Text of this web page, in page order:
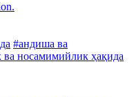
#андиша ва
носамимийлик ҳақида